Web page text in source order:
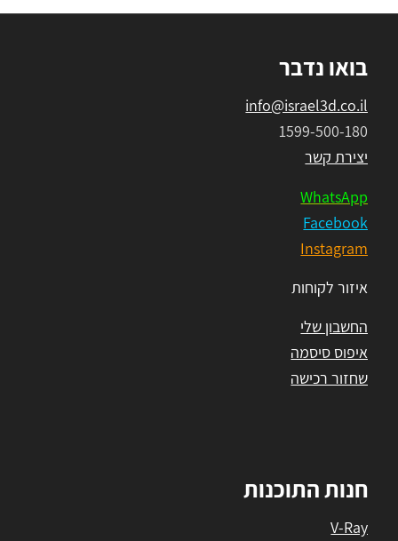
בואו נדבר
info@israel3d.co.il
1599-500-180
יצירת קשר
WhatsApp
Facebook
Instagram
איזור לקוחות
החשבון שלי
איפוס סיסמה
שחזור רכישה
חנות התוכנות
V-Ray